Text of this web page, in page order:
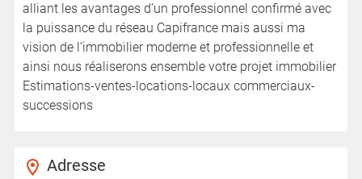
alliant les avantages d’un professionnel confirmé avec
la puissance du réseau Capifrance mais aussi ma
vision de l’immobilier moderne et professionnelle et
ainsi nous réaliserons ensemble votre projet immobilier
Estimations-ventes-locations-locaux commerciaux-
successions
Adresse